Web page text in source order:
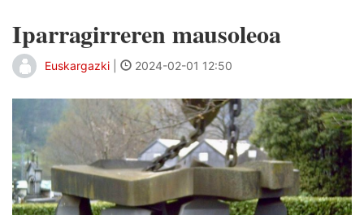
Iparragirreren mausoleoa
Euskargazki 2024-02-01 12:50